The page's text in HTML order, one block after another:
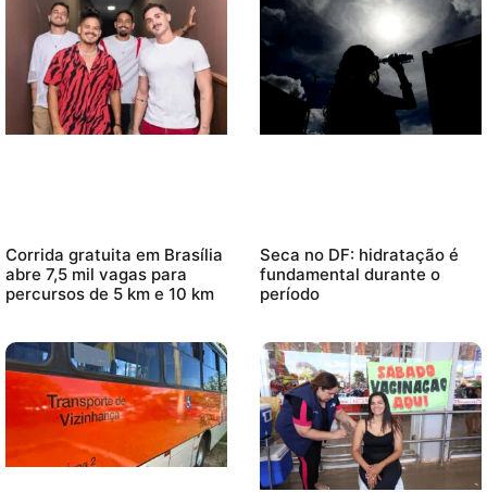
Corrida gratuita em Brasília
abre 7,5 mil vagas para
percursos de 5 km e 10 km
Seca no DF: hidratação é
fundamental durante o
período